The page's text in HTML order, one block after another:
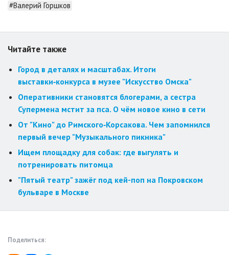
#Валерий Горшков
Читайте также
Город в деталях и масштабах. Итоги
выставки‑конкурса в музее "Искусство Омска"
Оперативники становятся блогерами, а сестра
Супермена мстит за пса. О чём новое кино в сети
От "Кино" до Римского‑Корсакова. Чем запомнился
первый вечер "Музыкального пикника"
Ищем площадку для собак: где выгулять и
потренировать питомца
"Пятый театр" зажёг под кей-поп на Покровском
бульваре в Москве
Поделиться: